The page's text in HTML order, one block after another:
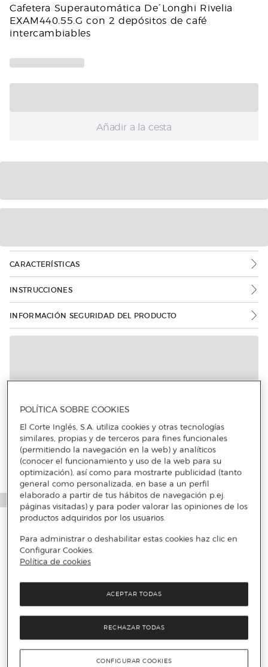
Cafetera Superautomática De´Longhi Rivelia
EXAM440.55.G con 2 depósitos de café
intercambiables
Añadir a la cesta
CARACTERÍSTICAS
INSTRUCCIONES
INFORMACIÓN SEGURIDAD DEL PRODUCTO
Más info
POLÍTICA SOBRE COOKIES
El Corte Inglés, S.A. utiliza cookies y otras tecnologías
similares, propias y de terceros para fines funcionales
(permitiendo la navegación en la web) y analíticos
(conocer el funcionamiento y uso de la web para su
optimización), así como para mostrarte publicidad (tanto
general como personalizada, en base a un perfil
elaborado a partir de tus hábitos de navegación p.ej.
páginas visitadas) y para poder valorar las opiniones de los
productos adquiridos por los usuarios.
Para administrar o deshabilitar estas cookies haz clic en
Configurar Cookies.
Política de cookies
RECHAZAR TODAS
ACEPTAR TODAS
CONFIGURAR COOKIES